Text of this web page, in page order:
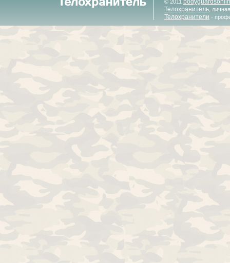
© 2011
Телохранитель ,
Телохранители -